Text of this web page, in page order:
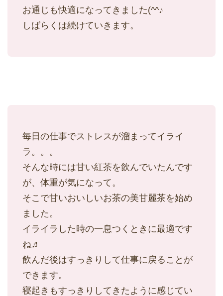
お通じも快適になってきました(^^♪
しばらくは続けていきます。
毎日の仕事でストレスが溜まってイライ
ラ。。。
そんな時には甘い紅茶を飲んでいたんです
が、体重が気になって。
そこで甘いおいしいお茶の美甘麗茶を始め
ました。
イライラした時の一息つくときに最適です
ね♬
飲んだ後はすっきりして仕事に戻ることが
できます。
寝起きもすっきりしてきたように感じてい